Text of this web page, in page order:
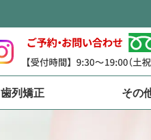
歯列矯正 その